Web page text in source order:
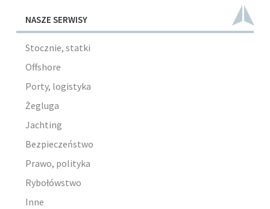
NASZE SERWISY
Stocznie, statki
Offshore
Porty, logistyka
Żegluga
Jachting
Bezpieczeństwo
Prawo, polityka
Rybołówstwo
Inne